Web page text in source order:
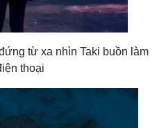
từ xa nhìn Taki buồn làm
thoại